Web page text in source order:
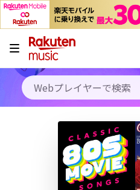
キャンペーン
料金プラン
使い方
初回30日間無料お試し